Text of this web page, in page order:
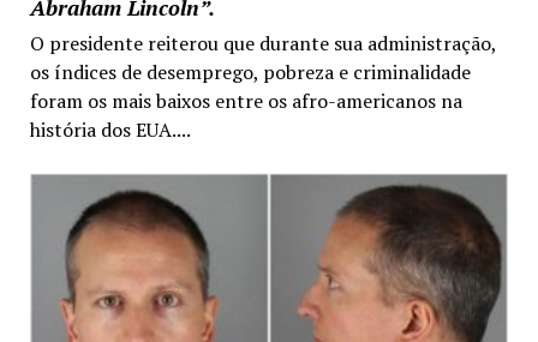
Abraham Lincoln”.
O presidente reiterou que durante sua administração,
os índices de desemprego, pobreza e criminalidade
foram os mais baixos entre os afro-americanos na
história dos EUA....